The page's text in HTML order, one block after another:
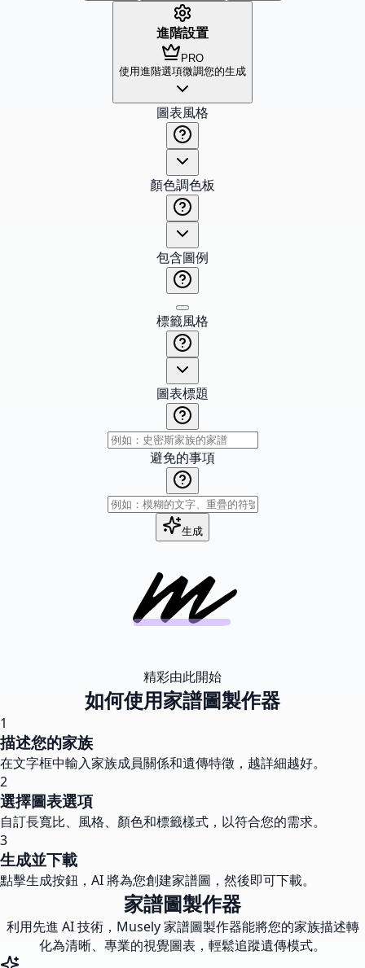
進階設置
PRO
使用進階選項微調您的生成
圖表風格
顏色調色板
包含圖例
標籤風格
圖表標題
避免的事項
生成
精彩由此開始
如何使用家譜圖製作器
1
描述您的家族
在文字框中輸入家族成員關係和遺傳特徵，越詳細越好。
2
選擇圖表選項
自訂長寬比、風格、顏色和標籤樣式，以符合您的需求。
3
生成並下載
點擊生成按鈕，AI 將為您創建家譜圖，然後即可下載。
家譜圖製作器
利用先進 AI 技術，Musely 家譜圖製作器能將您的家族描述轉
化為清晰、專業的視覺圖表，輕鬆追蹤遺傳模式。